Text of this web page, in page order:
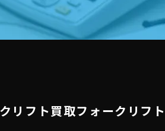
リフト買取フォークリフ